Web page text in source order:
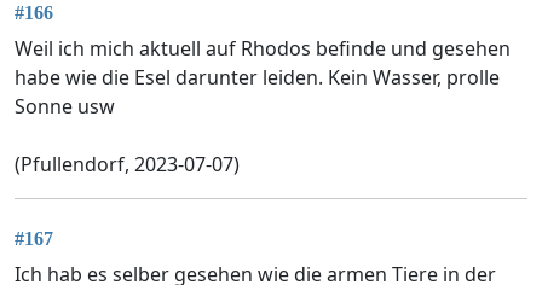
#166
Weil ich mich aktuell auf Rhodos befinde und gesehen
habe wie die Esel darunter leiden. Kein Wasser, prolle
Sonne usw
(Pfullendorf, 2023-07-07)
#167
Ich hab es selber gesehen wie die armen Tiere in der